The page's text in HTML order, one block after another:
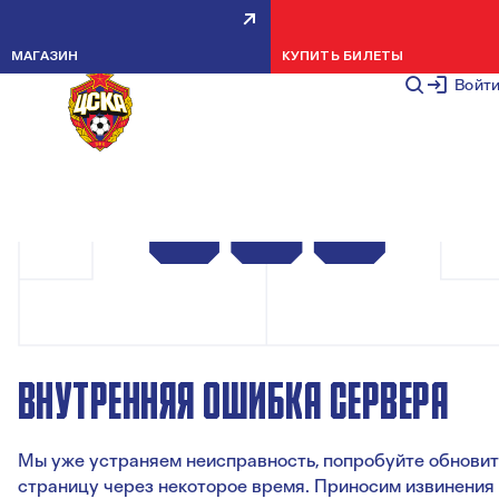
Войти
МАГАЗИН КУПИТЬ БИЛЕТЫ
ВНУТРЕННЯЯ ОШИБКА СЕРВЕРА
Мы уже устраняем неисправность, попробуйте
страницу через некоторое время. Приносим извинения